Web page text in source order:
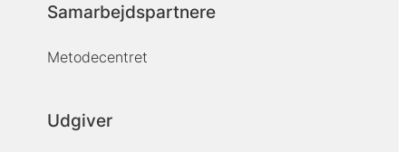
Samarbejdspartnere
Metodecentret
Udgiver